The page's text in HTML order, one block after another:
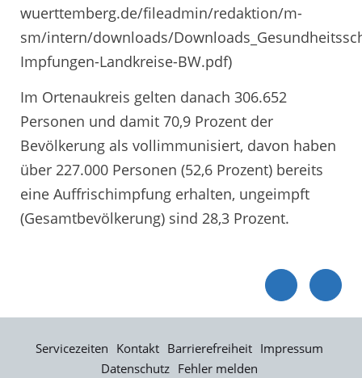
wuerttemberg.de/fileadmin/redaktion/m-
sm/intern/downloads/
Impfungen-Landkreise-BW.pdf)
Im Ortenaukreis gelten danach 306.652
Personen und damit 70,9 Prozent der
Bevölkerung als vollimmunisiert, davon haben
über 227.000 Personen (52,6 Prozent) bereits
eine Auffrischimpfung erhalten, ungeimpft
(Gesamtbevölkerung) sind 28,3 Prozent.
Servicezeiten Kontakt Barrierefreiheit Impressum
Datenschutz Fehler melden